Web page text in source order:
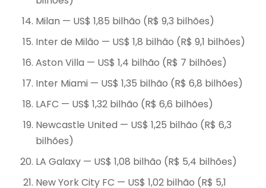
Milan — US$ 1,85 bilhão (R$ 9,3 bilhões)
Inter de Milão — US$ 1,8 bilhão (R$ 9,1 bilhões)
Aston Villa — US$ 1,4 bilhão (R$ 7 bilhões)
Inter Miami — US$ 1,35 bilhão (R$ 6,8 bilhões)
LAFC — US$ 1,32 bilhão (R$ 6,6 bilhões)
Newcastle United — US$ 1,25 bilhão (R$ 6,3
bilhões)
LA Galaxy — US$ 1,08 bilhão (R$ 5,4 bilhões)
New York City FC — US$ 1,02 bilhão (R$ 5,1